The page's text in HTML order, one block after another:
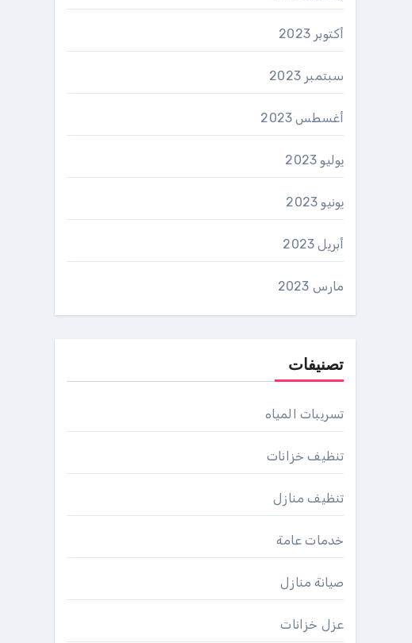
أكتوبر 2023
سبتمبر 2023
أغسطس 2023
يوليو 2023
يونيو 2023
أبريل 2023
مارس 2023
تصنيفات
تسريبات المياه
تنظيف خزانات
تنظيف منازل
خدمات عامة
صيانة منازل
عزل خزانات